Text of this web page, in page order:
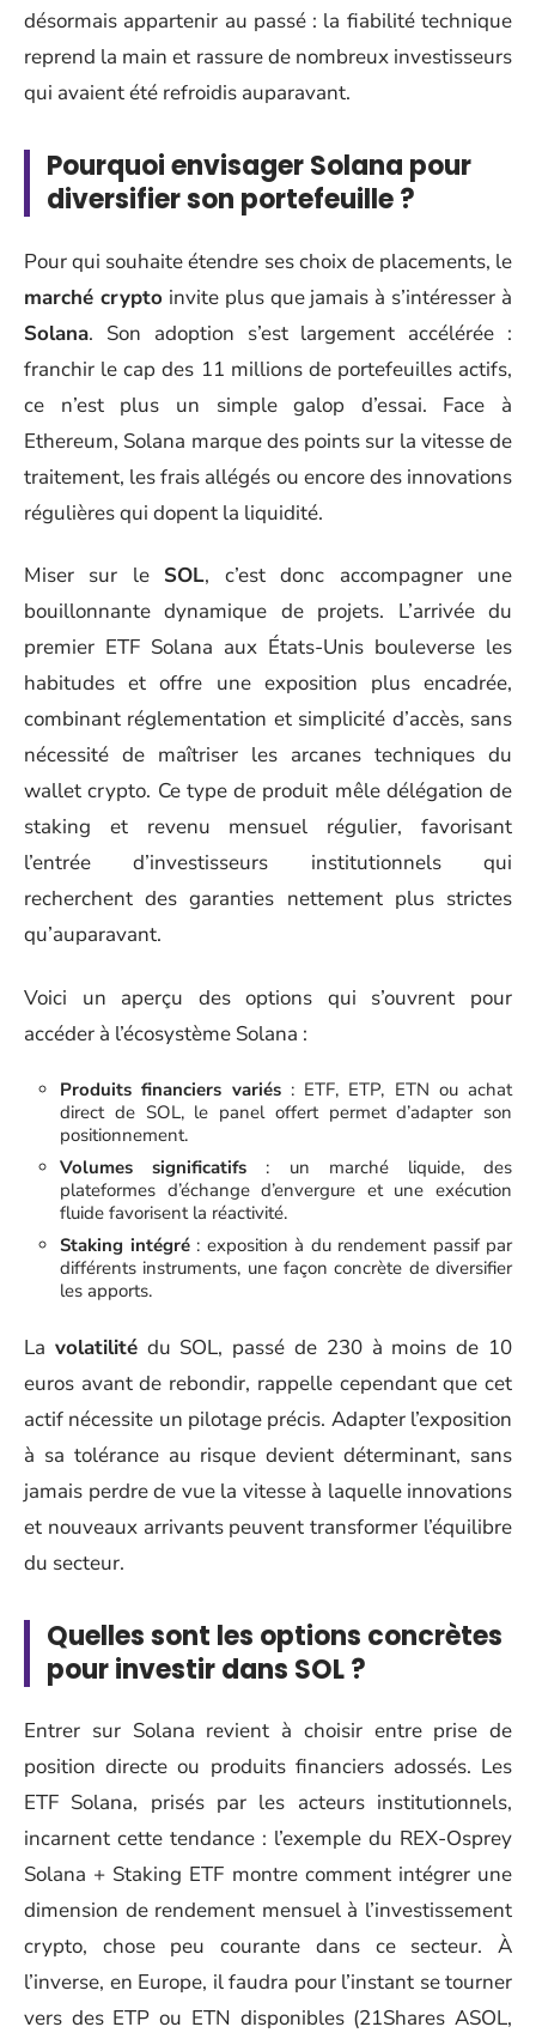
désormais appartenir au passé : la fiabilité technique
reprend la main et rassure de nombreux investisseurs
qui avaient été refroidis auparavant.
Pourquoi envisager Solana pour
diversifier son portefeuille ?
Pour qui souhaite étendre ses choix de placements, le
marché crypto invite plus que jamais à s’intéresser à
Solana. Son adoption s’est largement accélérée :
franchir le cap des 11 millions de portefeuilles actifs,
ce n’est plus un simple galop d’essai. Face à
Ethereum, Solana marque des points sur la vitesse de
traitement, les frais allégés ou encore des innovations
régulières qui dopent la liquidité.
Miser sur le SOL, c’est donc accompagner une
bouillonnante dynamique de projets. L’arrivée du
premier ETF Solana aux États-Unis bouleverse les
habitudes et offre une exposition plus encadrée,
combinant réglementation et simplicité d’accès, sans
nécessité de maîtriser les arcanes techniques du
wallet crypto. Ce type de produit mêle délégation de
staking et revenu mensuel régulier, favorisant
l’entrée d’investisseurs institutionnels qui
recherchent des garanties nettement plus strictes
qu’auparavant.
Voici un aperçu des options qui s’ouvrent pour
accéder à l’écosystème Solana :
Produits financiers variés: ETF, ETP, ETN ou achat
direct de SOL, le panel offert permet d’adapter son
positionnement.
Volumes significatifs : un marché liquide, des
plateformes d’échange d’envergure et une exécution
fluide favorisent la réactivité.
Staking intégré: exposition à du rendement passif par
différents instruments, une façon concrète de diversifier
les apports.
La volatilitédu SOL, passé de 230 à moins de 10
euros avant de rebondir, rappelle cependant que cet
actif nécessite un pilotage précis. Adapter l’exposition
à sa tolérance au risque devient déterminant, sans
jamais perdre de vue la vitesse à laquelle innovations
et nouveaux arrivants peuvent transformer l’équilibre
du secteur.
Quelles sont les options concrètes
pour investir dans SOL ?
Entrer sur Solana revient à choisir entre prise de
position directe ou produits financiers adossés. Les
ETF Solana, prisés par les acteurs institutionnels,
incarnent cette tendance : l’exemple du REX-Osprey
Solana + Staking ETF montre comment intégrer une
dimension de rendement mensuel à l’investissement
crypto, chose peu courante dans ce secteur. À
l’inverse, en Europe, il faudra pour l’instant se tourner
vers des ETP ou ETN disponibles (21Shares ASOL,